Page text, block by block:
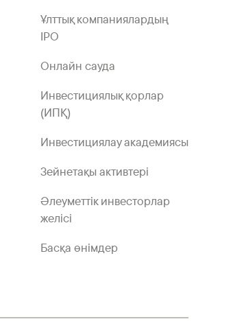
Ұлттық компаниялардың
IPO
Онлайн сауда
Инвестициялық қорлар
(ИПҚ)
Инвестициялау академиясы
Зейнетақы активтері
Әлеуметтік инвесторлар
желісі
Басқа өнімдер